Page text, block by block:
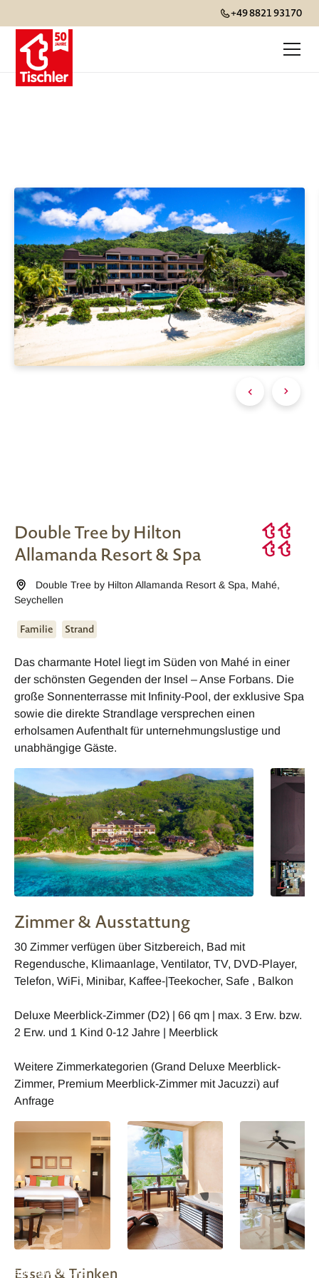
+49 8821 93170
Double Tree by Hilton
Allamanda Resort & Spa
Double Tree by Hilton Allamanda Resort & Spa, Mahé,
Seychellen
Familie Strand
Das charmante Hotel liegt im Süden von Mahé in einer
der schönsten Gegenden der Insel – Anse Forbans. Die
große Sonnenterrasse mit Infinity-Pool, der exklusive Spa
sowie die direkte Strandlage versprechen einen
erholsamen Aufenthalt für unternehmungslustige und
unabhängige Gäste.
Zimmer & Ausstattung
30 Zimmer verfügen über Sitzbereich, Bad mit
Regendusche, Klimaanlage, Ventilator, TV, DVD-Player,
Telefon, WiFi, Minibar, Kaffee-|Teekocher, Safe , Balkon
Deluxe Meerblick-Zimmer (D2) | 66 qm | max. 3 Erw. bzw.
2 Erw. und 1 Kind 0-12 Jahre | Meerblick
Weitere Zimmerkategorien (Grand Deluxe Meerblick-
Zimmer, Premium Meerblick-Zimmer mit Jacuzzi) auf
Anfrage
and Spa Deluxe
Essen & Trinken